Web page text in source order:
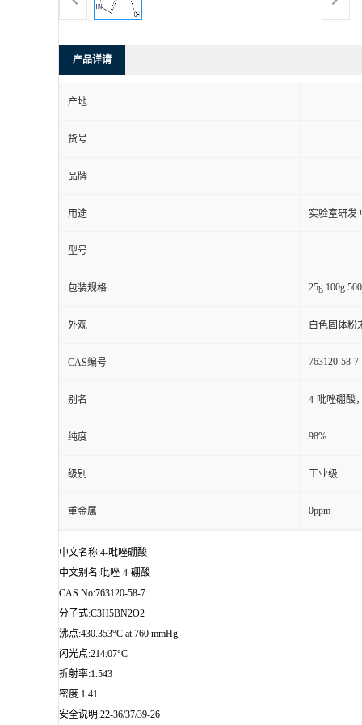
产品详请
产地
货号
品牌
用途 实验室研发
型号
包装规格 25g 100g
外观 白色固体粉
CAS编号 763120-58-7
别名 4-吡唑硼酸
纯度 98%
级别 工业级
重金属 0ppm
中文名称:4-吡唑硼酸
中文别名:吡唑-4-硼酸
CAS No:763120-58-7
分子式:C3H5BN2O2
沸点:430.353°C at 760 mmHg
闪光点:214.07°C
折射率:1.543
密度:1.41
安全说明:22-36/37/39-26